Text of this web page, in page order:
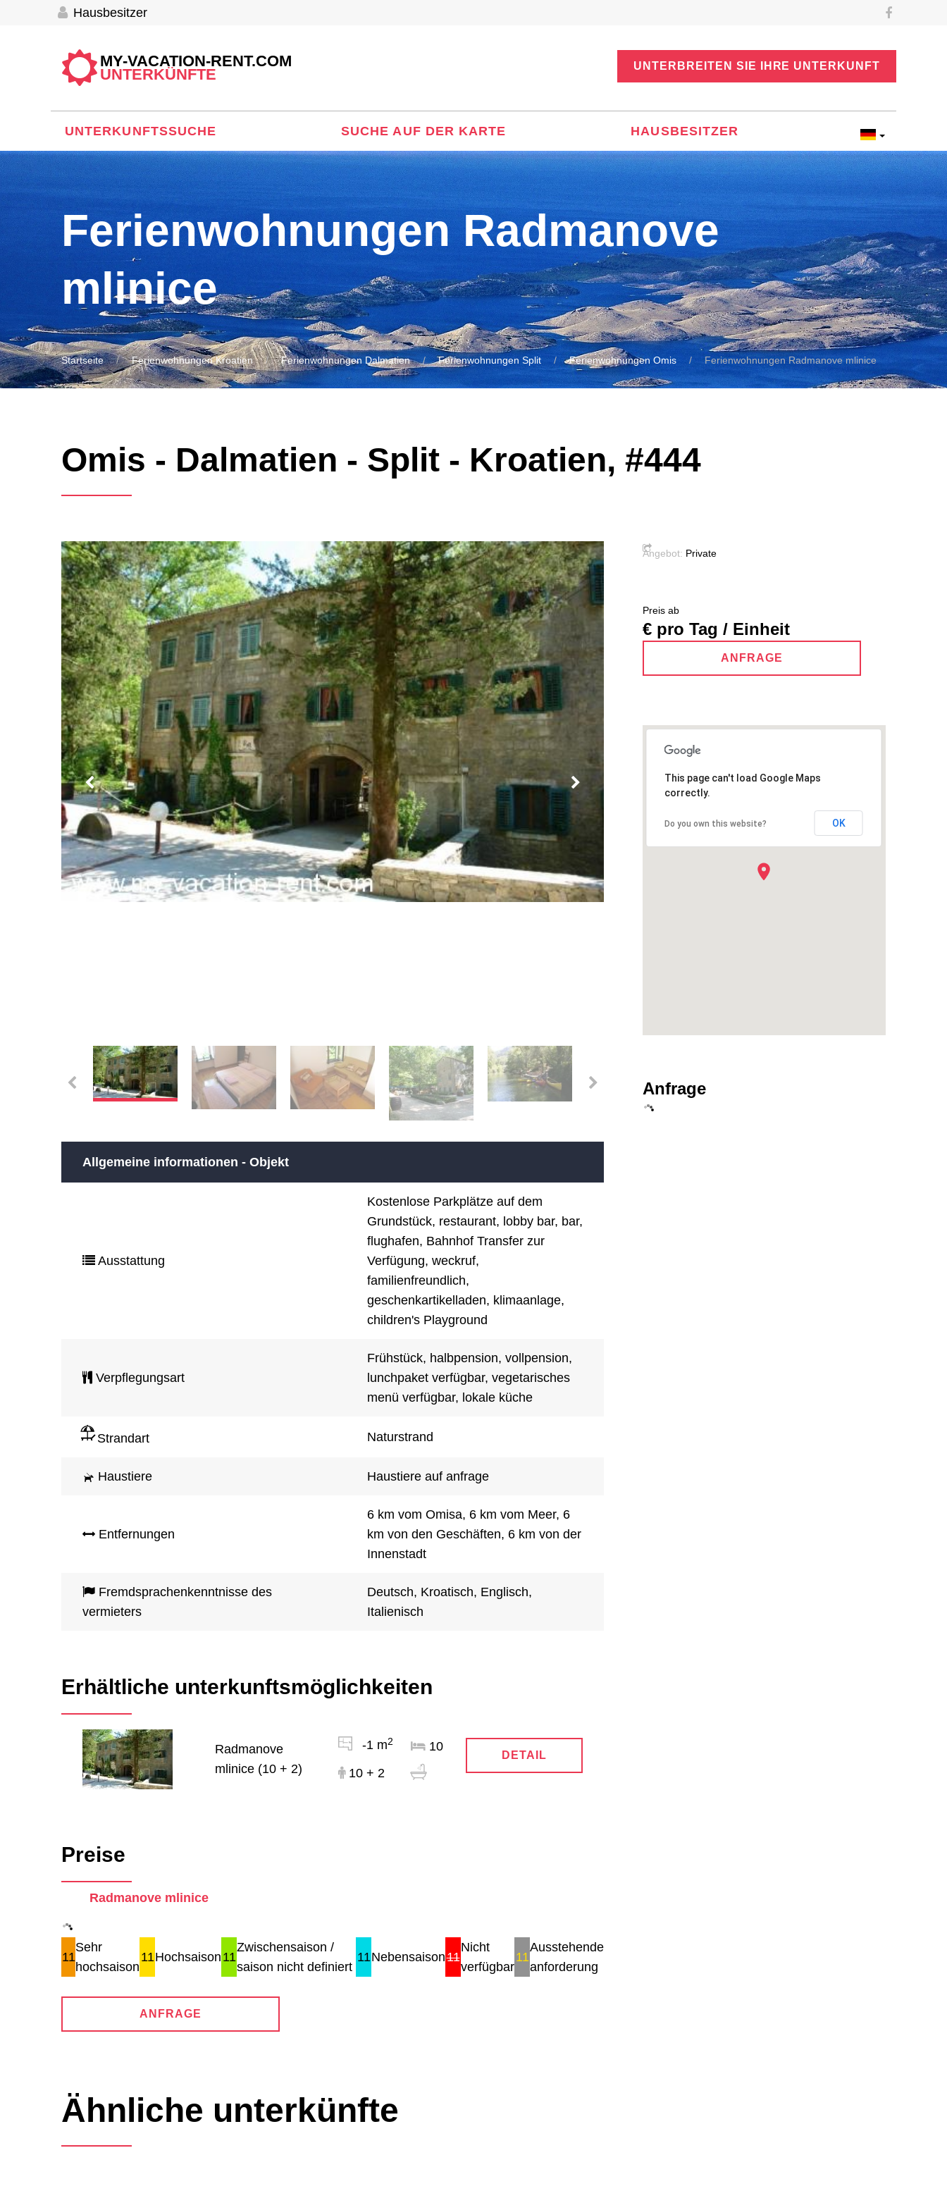
Hausbesitzer
MY-VACATION-RENT.COM
UNTERKÜNFTE UNTERBREITEN SIE IHRE UNTERKUNFT
UNTERKUNFTSSUCHE SUCHE AUF DER KARTE HAUSBESITZER
Ferienwohnungen Radmanove
mlinice
Startseite Ferienwohnungen Kroatien Ferienwohnungen Dalmatien Ferienwohnungen Split Ferienwohnungen Omis Ferienwohnungen Radmanove mlinice
Omis - Dalmatien - Split - Kroatien, #444
Allgemeine informationen - Objekt
Ausstattung
Kostenlose Parkplätze auf dem
Grundstück, restaurant, lobby bar, bar,
flughafen, Bahnhof Transfer zur
Verfügung, weckruf,
familienfreundlich,
geschenkartikelladen, klimaanlage,
children's Playground
Verpflegungsart
Frühstück, halbpension, vollpension,
lunchpaket verfügbar, vegetarisches
menü verfügbar, lokale küche
Strandart Naturstrand
Haustiere Haustiere auf anfrage
Entfernungen
6 km vom Omisa, 6 km vom Meer, 6
km von den Geschäften, 6 km von der
Innenstadt
Fremdsprachenkenntnisse des
vermieters
Deutsch, Kroatisch, Englisch,
Italienisch
Erhältliche unterkunftsmöglichkeiten
Radmanove
mlinice (10 + 2)
-1 m2
10 + 2
10
DETAIL
Preise
Radmanove mlinice
11
Sehr
hochsaison
11Hochsaison 11
Zwischensaison /
saison nicht definiert
11Nebensaison11
Nicht
verfügbar
11
Ausstehende
anforderung
ANFRAGE
Angebot: Private
This page can't load Google Maps
correctly.
Do you own this website? OK
Preis ab
€ pro Tag / Einheit
ANFRAGE
Anfrage
Ähnliche unterkünfte